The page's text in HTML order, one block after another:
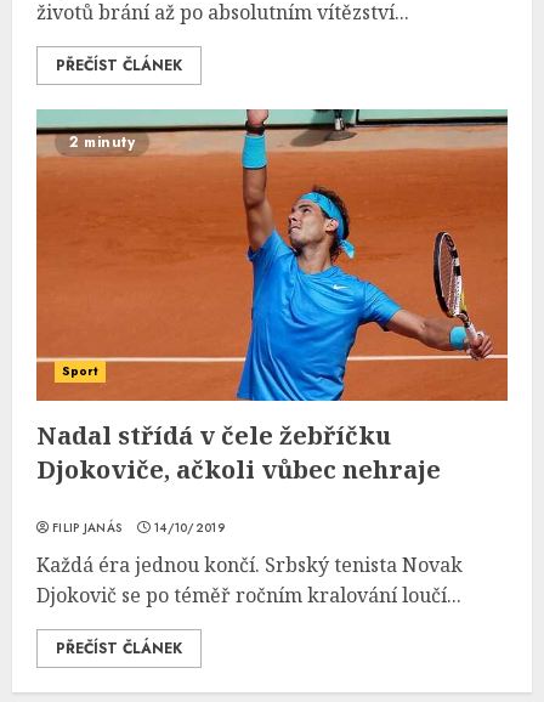
životů brání až po absolutním vítězství...
PŘEČÍST ČLÁNEK
2 minuty
Sport
Nadal střídá v čele žebříčku
Djokoviče, ačkoli vůbec nehraje
FILIP JANÁS 14/10/2019
Každá éra jednou končí. Srbský tenista Novak
Djokovič se po téměř ročním kralování loučí...
PŘEČÍST ČLÁNEK